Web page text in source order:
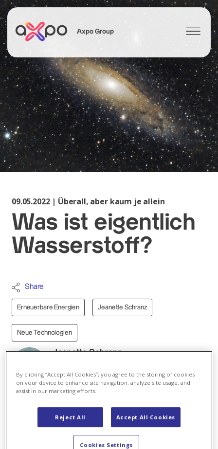
Axpo Group
Suchen
09.05.2022 | Überall, aber kaum je allein
Was ist eigentlich
Wasserstoff?
Share
Erneuerbare Energien Jeanette Schranz
Neue Technologien
Jeanette Schranz
E-Mail
Wasserstoff ist das kleinste und leichteste der
im Universum. Wasserstoff ist Bestandteil des
By clicking “Accept All Cookies”, you agree to the storing of cookies
on your device to enhance site navigation, analyze site usage, and
assist in our marketing efforts.
Reject All Accept All Cookies
Cookies Settings